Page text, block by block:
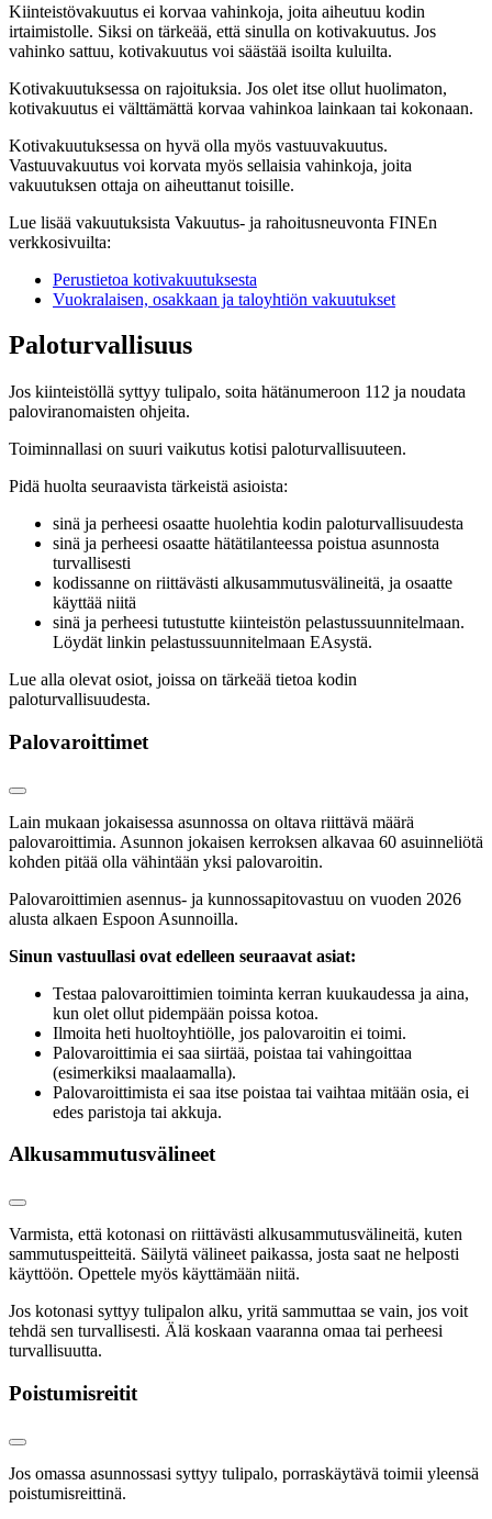
Kiinteistövakuutus ei korvaa vahinkoja, joita aiheutuu kodin
irtaimistolle. Siksi on tärkeää, että sinulla on kotivakuutus. Jos
vahinko sattuu, kotivakuutus voi säästää isoilta kuluilta.
Kotivakuutuksessa on rajoituksia. Jos olet itse ollut huolimaton,
kotivakuutus ei välttämättä korvaa vahinkoa lainkaan tai kokonaan.
Kotivakuutuksessa on hyvä olla myös vastuuvakuutus.
Vastuuvakuutus voi korvata myös sellaisia vahinkoja, joita
vakuutuksen ottaja on aiheuttanut toisille.
Lue lisää vakuutuksista Vakuutus- ja rahoitusneuvonta FINEn
verkkosivuilta:
Perustietoa kotivakuutuksesta
Vuokralaisen, osakkaan ja taloyhtiön vakuutukset
Paloturvallisuus
Jos kiinteistöllä syttyy tulipalo, soita hätänumeroon 112 ja noudata
paloviranomaisten ohjeita.
Toiminnallasi on suuri vaikutus kotisi paloturvallisuuteen.
Pidä huolta seuraavista tärkeistä asioista:
sinä ja perheesi osaatte huolehtia kodin paloturvallisuudesta
sinä ja perheesi osaatte hätätilanteessa poistua asunnosta
turvallisesti
kodissanne on riittävästi alkusammutusvälineitä, ja osaatte
käyttää niitä
sinä ja perheesi tutustutte kiinteistön pelastussuunnitelmaan.
Löydät linkin pelastussuunnitelmaan EAsystä.
Lue alla olevat osiot, joissa on tärkeää tietoa kodin
paloturvallisuudesta.
Palovaroittimet
Lain mukaan jokaisessa asunnossa on oltava riittävä määrä
palovaroittimia. Asunnon jokaisen kerroksen alkavaa 60 asuinneliötä
kohden pitää olla vähintään yksi palovaroitin.
Palovaroittimien asennus- ja kunnossapitovastuu on vuoden 2026
alusta alkaen Espoon Asunnoilla.
Sinun vastuullasi ovat edelleen seuraavat asiat:
Testaa palovaroittimien toiminta kerran kuukaudessa ja aina,
kun olet ollut pidempään poissa kotoa.
Ilmoita heti huoltoyhtiölle, jos palovaroitin ei toimi.
Palovaroittimia ei saa siirtää, poistaa tai vahingoittaa
(esimerkiksi maalaamalla).
Palovaroittimista ei saa itse poistaa tai vaihtaa mitään osia, ei
edes paristoja tai akkuja.
Alkusammutusvälineet
Varmista, että kotonasi on riittävästi alkusammutusvälineitä, kuten
sammutuspeitteitä. Säilytä välineet paikassa, josta saat ne helposti
käyttöön. Opettele myös käyttämään niitä.
Jos kotonasi syttyy tulipalon alku, yritä sammuttaa se vain, jos voit
tehdä sen turvallisesti. Älä koskaan vaaranna omaa tai perheesi
turvallisuutta.
Poistumisreitit
Jos omassa asunnossasi syttyy tulipalo, porraskäytävä toimii yleensä
poistumisreittinä.